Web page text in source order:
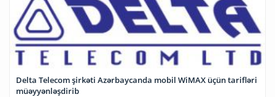
Delta Telecom şirkəti Azərbaycanda mobil WiMAX üçün tarifləri
müəyyənləşdirib